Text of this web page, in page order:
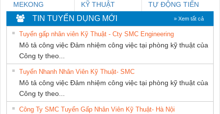
MEKONG
MARINE SUPPLY
KỸ THUẬT
KTECH VIỆT
NAM
TỰ ĐỘNG TIẾN
TIN TUYỂN DỤNG MỚI » Xem tất cả
Tuyển gấp nhân viên Kỹ Thuật - Cty SMC Engineering
Mô tả công việc Đảm nhiệm công việc tại phòng kỹ thuật của
Công ty theo...
Tuyển Nhanh Nhân Viên Kỹ Thuật- SMC
Mô tả công việc Đảm nhiệm công việc tại phòng kỹ thuật của
Công ty theo...
Công Ty SMC Tuyển Gấp Nhân Viên Kỹ Thuật- Hà Nội